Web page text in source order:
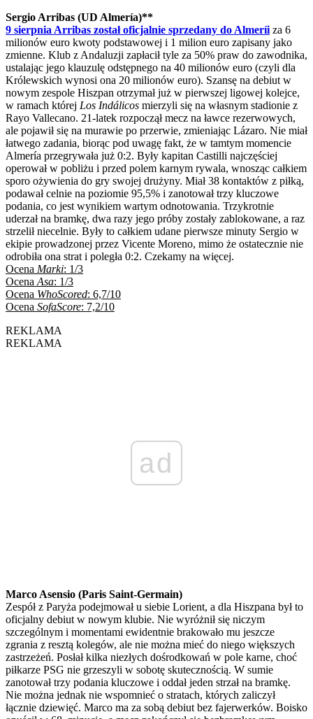
Sergio Arribas (UD Almería)**
9 sierpnia Arribas został oficjalnie sprzedany do Almeríi za 6
milionów euro kwoty podstawowej i 1 milion euro zapisany jako
zmienne. Klub z Andaluzji zapłacił tyle za 50% praw do zawodnika,
ustalając jego klauzulę odstępnego na 40 milionów euro (czyli dla
Królewskich wynosi ona 20 milionów euro). Szansę na debiut w
nowym zespole Hiszpan otrzymał już w pierwszej ligowej kolejce,
w ramach której Los Indálicos mierzyli się na własnym stadionie z
Rayo Vallecano. 21-latek rozpoczął mecz na ławce rezerwowych,
ale pojawił się na murawie po przerwie, zmieniając Lázaro. Nie miał
łatwego zadania, biorąc pod uwagę fakt, że w tamtym momencie
Almería przegrywała już 0:2. Były kapitan Castilli najczęściej
operował w pobliżu i przed polem karnym rywala, wnosząc całkiem
sporo ożywienia do gry swojej drużyny. Miał 38 kontaktów z piłką,
podawał celnie na poziomie 95,5% i zanotował trzy kluczowe
podania, co jest wynikiem wartym odnotowania. Trzykrotnie
uderzał na bramkę, dwa razy jego próby zostały zablokowane, a raz
strzelił niecelnie. Były to całkiem udane pierwsze minuty Sergio w
ekipie prowadzonej przez Vicente Moreno, mimo że ostatecznie nie
odrobiła ona strat i poległa 0:2. Czekamy na więcej.
Ocena Marki: 1/3
Ocena Asa: 1/3
Ocena WhoScored: 6,7/10
Ocena SofaScore: 7,2/10
REKLAMA
REKLAMA
ad
Marco Asensio (Paris Saint-Germain)
Zespół z Paryża podejmował u siebie Lorient, a dla Hiszpana był to
oficjalny debiut w nowym klubie. Nie wyróżnił się niczym
szczególnym i momentami ewidentnie brakowało mu jeszcze
zgrania z resztą kolegów, ale nie można mieć do niego większych
zastrzeżeń. Posłał kilka niezłych dośrodkowań w pole karne, choć
piłkarze PSG nie grzeszyli w sobotę skutecznością. W sumie
zanotował trzy podania kluczowe i oddał jeden strzał na bramkę.
Nie można jednak nie wspomnieć o stratach, których zaliczył
łącznie dziewięć. Marco ma za sobą debiut bez fajerwerków. Boisko